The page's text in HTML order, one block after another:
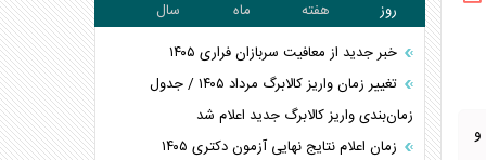
روز هفته ماه
سال
خبر جدید از معافیت سربازان فراری ۱۴۰۵
تغییر زمان واریز کالابرگ مرداد ۱۴۰۵ / جدول
زمان‌بندی واریز کالابرگ جدید اعلام شد
زمان اعلام نتایج نهایی آزمون دکتری ۱۴۰۵